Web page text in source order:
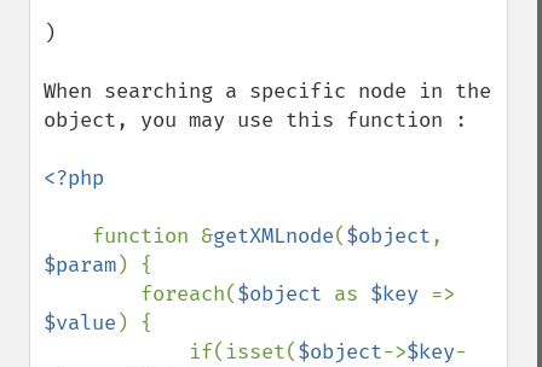
)
When searching a specific node in the
object, you may use this function :
<?php
function &getXMLnode($object
$param) {
        foreach(
$object as $key
$value ) {
            if(isset(
$object->$key-